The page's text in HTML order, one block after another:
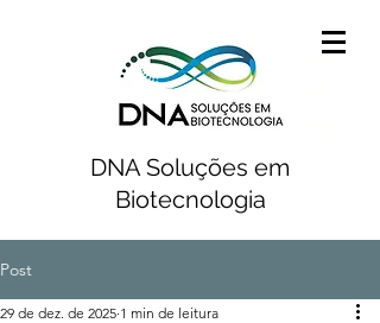
DNA Soluções em
Biotecnologia
Post
29 de dez. de 2025 1 min de leitura